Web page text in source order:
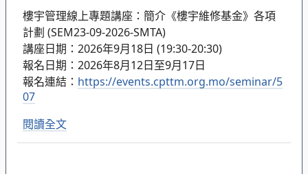
樓宇管理線上專題講座：簡介《樓宇維修基金》各項
計劃 (SEM23-09-2026-SMTA)
講座日期：2026年9月18日 (19:30-20:30)
報名日期：2026年8月12日至9月17日
報名連結： https://events.cpttm.org.mo/seminar/5
07
閱讀全文